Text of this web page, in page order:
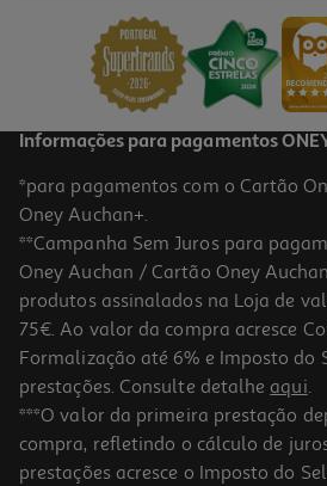
Informações para pagamentos
*para pagamentos com o Cartão
Oney Auchan+.
**Campanha Sem Juros para
Oney Auchan / Cartão Oney
produtos assinalados na Loja de
75€. Ao valor da compra acresce
Formalização até 6% e Imposto do
prestações. Consulte detalhe aqui.
***O valor da primeira prestação
compra, refletindo o cálculo de
prestações acresce o Imposto do